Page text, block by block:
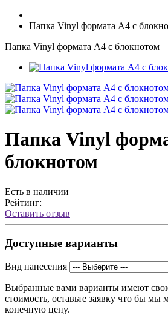
Папка Vinyl формата А4 с
Папка Vinyl формата А4 с блокнотом
Папка Vinyl
блокнотом
Есть в наличии
Рейтинг:
Оставить отзыв
Доступные варианты
Вид нанесения
Выбранные вами варианты имеют
стоимость, оставьте заявку что бы мы
конечную цену.